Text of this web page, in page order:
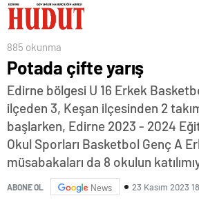
885 okunma
Potada çifte yarış
Edirne bölgesi U 16 Erkek
ilçeden 3, Keşan ilçesinden 2
başlarken, Edirne 2023 - 2024
Okul Sporları Basketbol Genç A
müsabakaları da 8 okulun
ABONE OL News 23 Kasım 2023